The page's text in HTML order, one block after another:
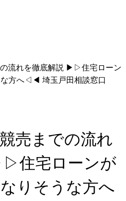
流れを徹底解説 ▶︎▷住宅ローン
な方へ◁◀︎ 埼玉戸田相談窓口
売までの流れ
住宅ローンが
りそうな方へ